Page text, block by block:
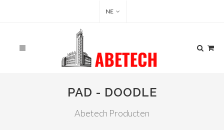
NE
PAD - DOODLE
Abetech Producten